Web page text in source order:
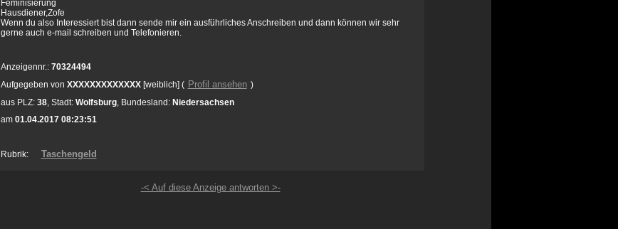
Feminisierung
Hausdiener,Zofe
Wenn du also Interessiert bist dann sende mir ein ausführliches Anschreiben und dann können wir sehr
gerne auch e-mail schreiben und Telefonieren.
Anzeigennr.: 70324494
Aufgegeben von XXXXXXXXXXXXX[weiblich] ( Profil ansehen )
aus PLZ: 38, Stadt: Wolfsburg, Bundesland: Niedersachsen
am 01.04.2017 08:23:51
Rubrik: Taschengeld
-< Auf diese Anzeige antworten >-